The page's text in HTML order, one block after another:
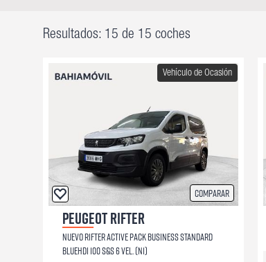
Resultados: 15 de 15 coches
Comparar
Vehículo de Ocasión
PEUGEOT RIFTER
NUEVO RIFTER ACTIVE PACK BUSINESS STANDARD
BLUEHDI 100 S&S 6 VEL. (N1)